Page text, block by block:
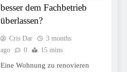
besser dem Fachbetrieb
überlassen?
Cris Dar
3 months
ago
0 15 mins
Eine Wohnung zu renovieren